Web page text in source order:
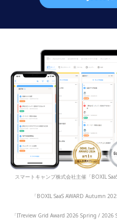
スマートキャンプ株式会社主催「BOXIL
「BOXIL SaaS AWARD Autumn
「ITreview Grid Award 2026 Spring / 2026